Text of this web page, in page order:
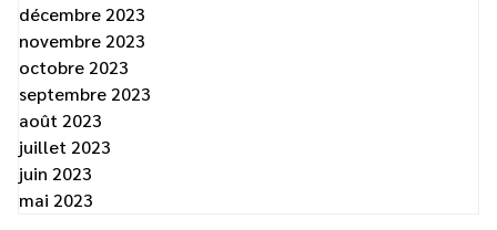
décembre 2023
novembre 2023
octobre 2023
septembre 2023
août 2023
juillet 2023
juin 2023
mai 2023